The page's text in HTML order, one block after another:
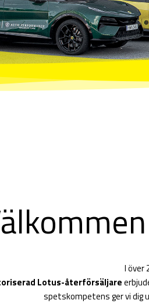
I över
Lotus-återförsäljare
spetskompetens ger vi dig